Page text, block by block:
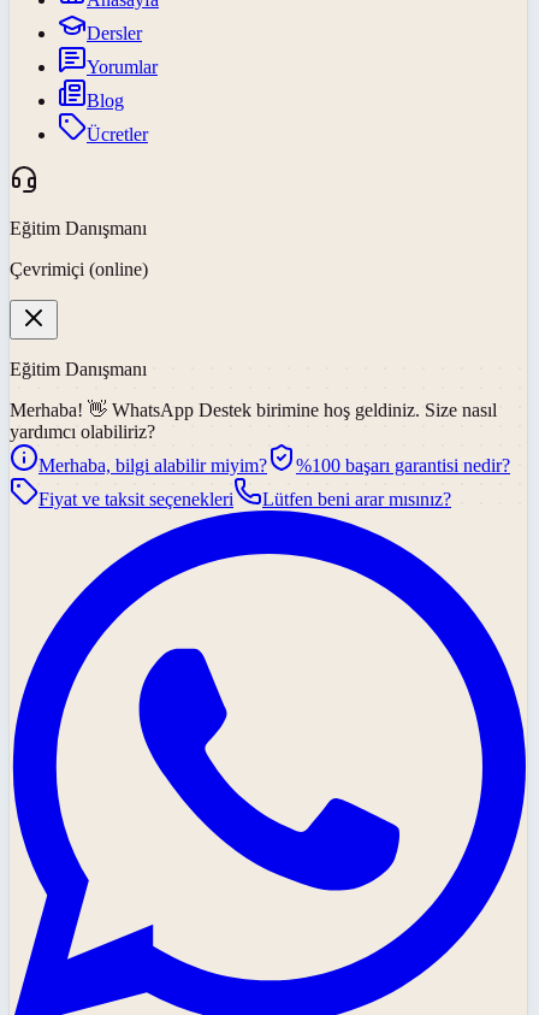
Dersler
Yorumlar
Blog
Ücretler
Eğitim Danışmanı
Çevrimiçi (online)
Eğitim Danışmanı
Merhaba! 👋 WhatsApp Destek birimine hoş geldiniz. Size nasıl
yardımcı olabiliriz?
Merhaba, bilgi alabilir miyim?
%100 başarı garantisi nedir?
Fiyat ve taksit seçenekleri
Lütfen beni arar mısınız?